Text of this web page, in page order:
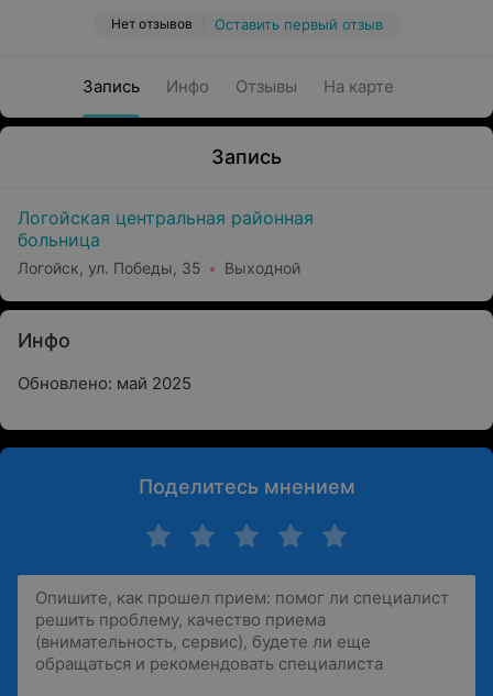
Нет отзывов Оставить первый отзыв
Запись Инфо Отзывы На карте
Запись
Логойская центральная районная
больница
Логойск, ул. Победы, 35 Выходной
Инфо
Обновлено: май 2025
Поделитесь мнением